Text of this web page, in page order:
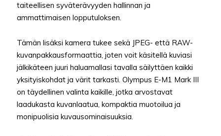
taiteellisen syväterävyyden hallinnan ja
ammattimaisen lopputuloksen.
Tämän lisäksi kamera tukee sekä JPEG- että RAW-
kuvanpakkausformaattia, joten voit käsitellä kuviasi
jälkikäteen juuri haluamallasi tavalla säilyttäen kaikki
yksityiskohdat ja värit tarkasti. Olympus E-M1 Mark III
on täydellinen valinta kaikille, jotka arvostavat
laadukasta kuvanlaatua, kompaktia muotoilua ja
monipuolisia kuvausominaisuuksia.